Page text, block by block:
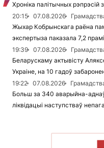
Хроніка палітычных рэпрэсій
20:15
07.08.2026
Жыхар Кобрынскага раёна
экспертыза паказала 7,2
19:39
07.08.2026
Беларускаму актывісту
Украіне, на 10 гадоў
19:22
07.08.2026
Больш за 340 аварыйна-
ліквідацыі наступстваў